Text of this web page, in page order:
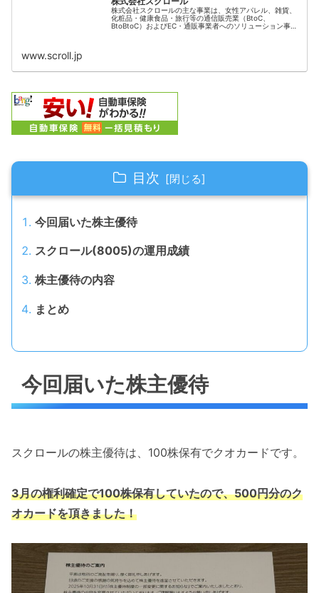
株式会社スクロールの主な事業は、女性アパレル、雑貨、
化粧品・健康食品・旅行等の通信販売業（BtoC、
BtoBtoC）およびEC・通販事業者へのソリューション事業
www.scroll.jp
目次
今回届いた株主優待
スクロール(8005)の運用成績
株主優待の内容
まとめ
今回届いた株主優待
スクロールの株主優待は、100株保有でクオカードです。
3月の権利確定で100株保有していたので、500円分のク
オカードを頂きました！